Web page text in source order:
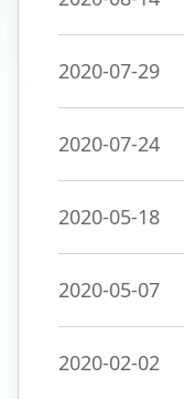
2020-07-29
2020-07-24
2020-05-18
2020-05-07
2020-02-02